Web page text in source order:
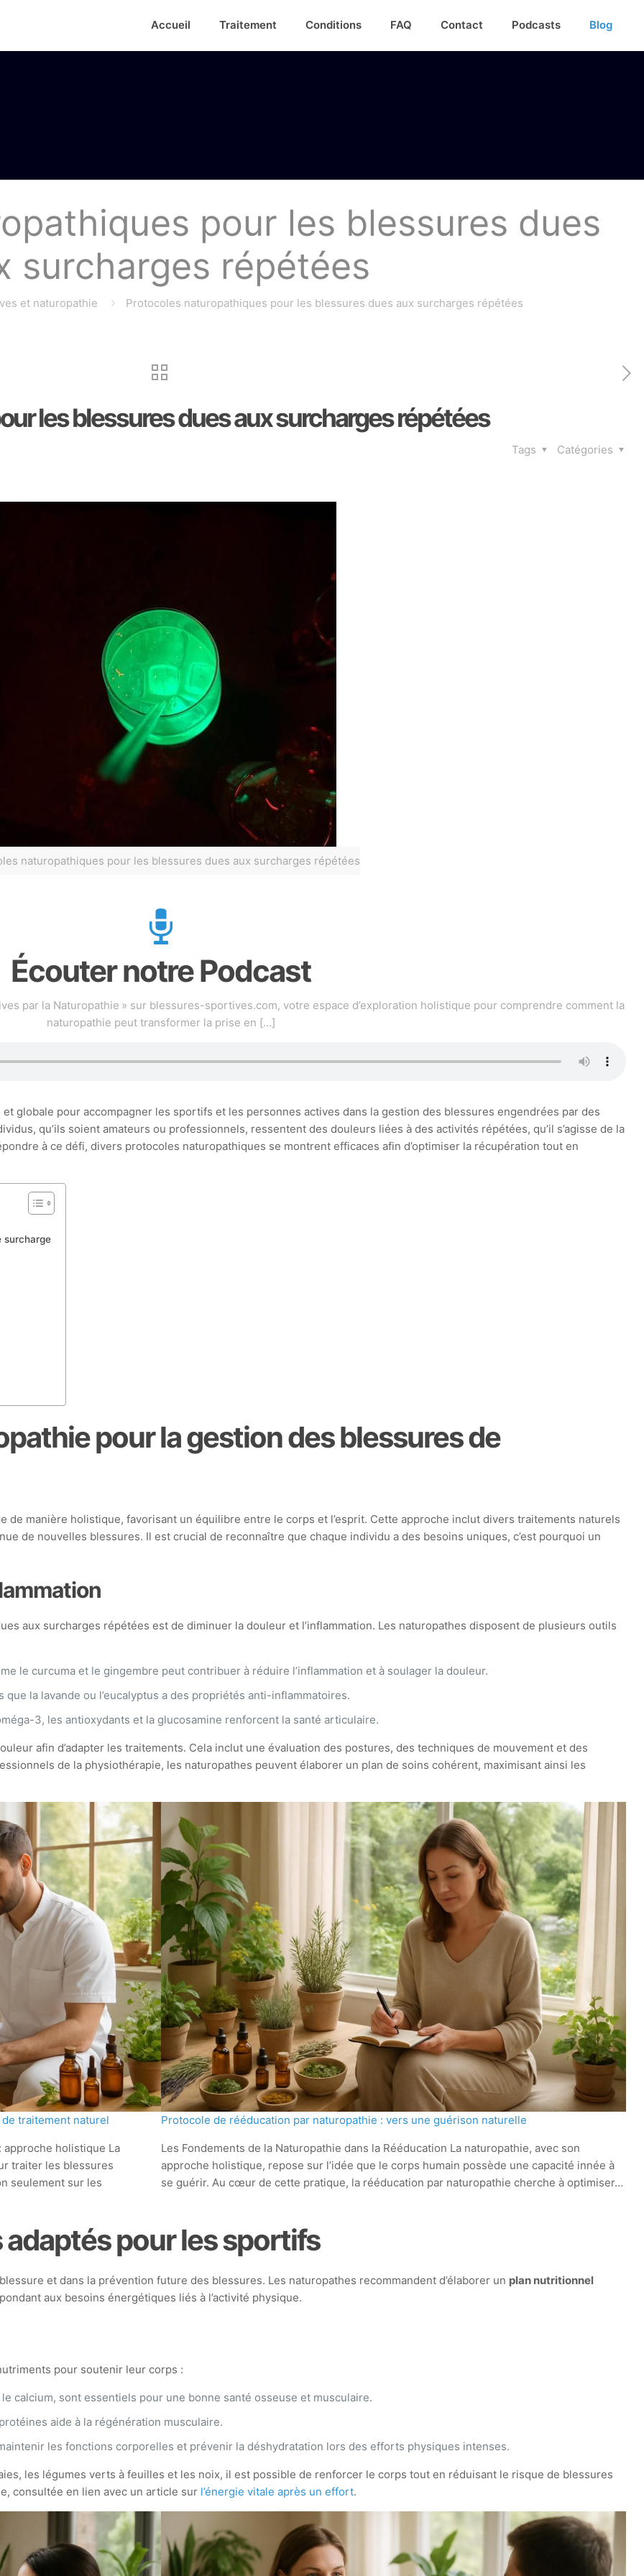
Accueil Traitement Conditions FAQ Contact Podcasts Blog
pour les blessures dues
surcharges répétées
et naturopathie Protocoles naturopathiques pour les blessures dues aux surcharges répétées
les blessures dues aux surcharges répétées
Catégories
Tags
naturopathiques pour les blessures dues aux surcharges répétées
Écouter notre Podcast
par la Naturopathie » sur blessures-sportives.com, votre espace d’exploration holistique pour comprendre comment la
naturopathie peut transformer la prise en […]
globale pour accompagner les sportifs et les personnes actives dans la gestion des blessures engendrées par des
qu’ils soient amateurs ou professionnels, ressentent des douleurs liées à des activités répétées, qu’il s’agisse de la
à ce défi, divers protocoles naturopathiques se montrent efficaces afin d’optimiser la récupération tout en
surcharge
pour la gestion des blessures de
de manière holistique, favorisant un équilibre entre le corps et l’esprit. Cette approche inclut divers traitements naturels
de nouvelles blessures. Il est crucial de reconnaître que chaque individu a des besoins uniques, c’est pourquoi un
aux surcharges répétées est de diminuer la douleur et l’inflammation. Les naturopathes disposent de plusieurs outils
le curcuma et le gingembre peut contribuer à réduire l’inflammation et à soulager la douleur.
que la lavande ou l’eucalyptus a des propriétés anti-inflammatoires.
3, les antioxydants et la glucosamine renforcent la santé articulaire.
afin d’adapter les traitements. Cela inclut une évaluation des postures, des techniques de mouvement et des
de la physiothérapie, les naturopathes peuvent élaborer un plan de soins cohérent, maximisant ainsi les
traitement naturel
holistique La
traiter les blessures
seulement sur les
Protocole de rééducation par naturopathie : vers une guérison naturelle
Les Fondements de la Naturopathie dans la Rééducation La naturopathie, avec son
approche holistique, repose sur l’idée que le corps humain possède une capacité innée à
se guérir. Au cœur de cette pratique, la rééducation par naturopathie cherche à optimiser…
pour les sportifs
et dans la prévention future des blessures. Les naturopathes recommandent d’élaborer un plan nutritionnel
aux besoins énergétiques liés à l’activité physique.
pour soutenir leur corps :
calcium, sont essentiels pour une bonne santé osseuse et musculaire.
aide à la régénération musculaire.
les fonctions corporelles et prévenir la déshydratation lors des efforts physiques intenses.
les légumes verts à feuilles et les noix, il est possible de renforcer le corps tout en réduisant le risque de blessures
consultée en lien avec un article sur l’énergie vitale après un effort.